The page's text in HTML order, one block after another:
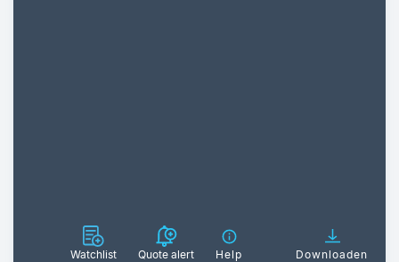
Watchlist Quote alert Help Downloaden